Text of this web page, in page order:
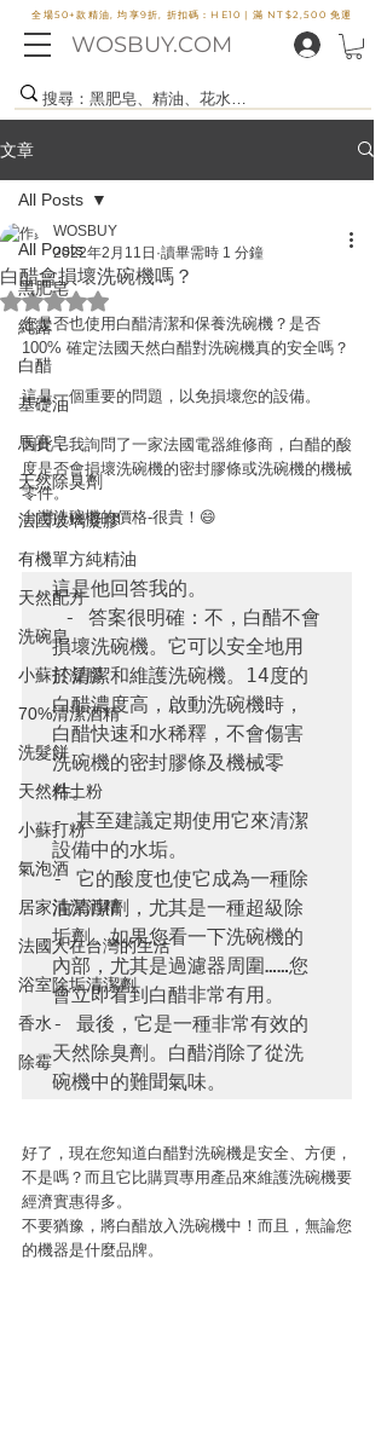
WOSBUY.COM
全場50+款精油, 均享9折, 折扣碼：HE10 | 滿 NT$2,500 免運
文章
All Posts
黑肥皂
純露
白醋
基礎油
馬賽皂
天然除臭劑
法國玻璃凝膠
有機單方純精油
天然配方
洗碗皂
小蘇打凝膠
70%清潔酒精
洗髮餅
天然粘土粉
小蘇打粉
氣泡酒
居家清潔酒精
法國人在台灣的生活
浴室除垢清潔劑
香水
除霉
All Posts
白醋會損壞洗碗機嗎？
WOSBUY
2022年2月11日 讀畢需時 1 分鐘
評等為 NaN（最高為 5 顆星）。
您是否也使用白醋清潔和保養洗碗機？是否
100% 確定法國天然白醋對洗碗機真的安全嗎？
這是一個重要的問題，以免損壞您的設備。
因此，我詢問了一家法國電器維修商，白醋的酸
度是否會損壞洗碗機的密封膠條或洗碗機的機械
零件。
台灣洗碗機的價格-很貴！😄
這是他回答我的。
損壞洗碗機。它可以安全地用
於清潔和維護洗碗機。14度的
白醋濃度高，啟動洗碗機時，
白醋快速和水稀釋，不會傷害
洗碗機的密封膠條及機械零
件。
- 甚至建議定期使用它來清潔
設備中的水垢。
- 它的酸度也使它成為一種除
油清潔劑，尤其是一種超級除
垢劑。如果您看一下洗碗機的
內部，尤其是過濾器周圍……您
會立即看到白醋非常有用。
- 最後，它是一種非常有效的
天然除臭劑。白醋消除了從洗
碗機中的難聞氣味。
好了，現在您知道白醋對洗碗機是安全、方便，
不是嗎？而且它比購買專用產品來維護洗碗機要
經濟實惠得多。
不要猶豫，將白醋放入洗碗機中！而且，無論您
的機器是什麼品牌。